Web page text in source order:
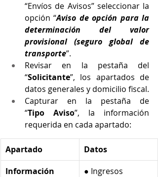
“Envíos de Avisos” seleccionar la
opción “Aviso de opción para la
determinación del valor
provisional (seguro global de
transporte”.
Revisar en la pestaña del
“Solicitante”, los apartados de
datos generales y domicilio fiscal.
Capturar en la pestaña de
“Tipo Aviso”, la información
requerida en cada apartado:
Apartado
Datos
Información
● Ingresos